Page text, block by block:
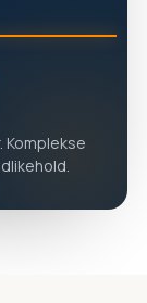
Komplekse